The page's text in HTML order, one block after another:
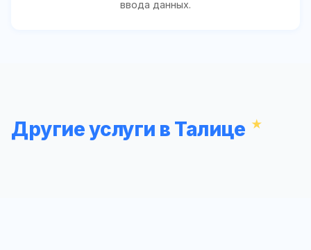
ввода данных.
Другие услуги в Талице